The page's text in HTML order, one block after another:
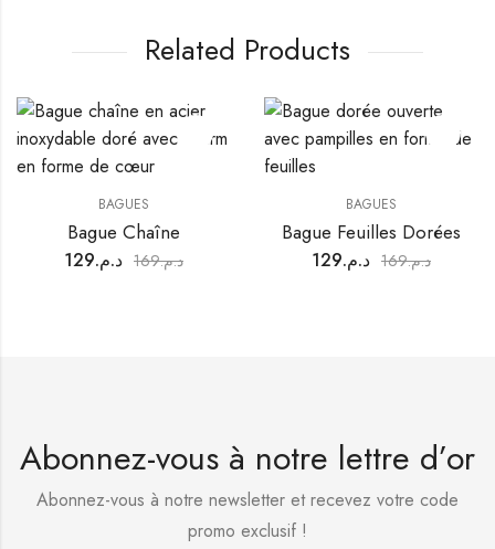
Related Products
BAGUES
Bague Chaîne
د.م.129 د.م.169
BAGUES
Bague Feuilles Dorées
د.م.129 د.م.169
Abonnez-vous à notre lettre d’or
Abonnez-vous à notre newsletter et recevez votre code
promo exclusif !